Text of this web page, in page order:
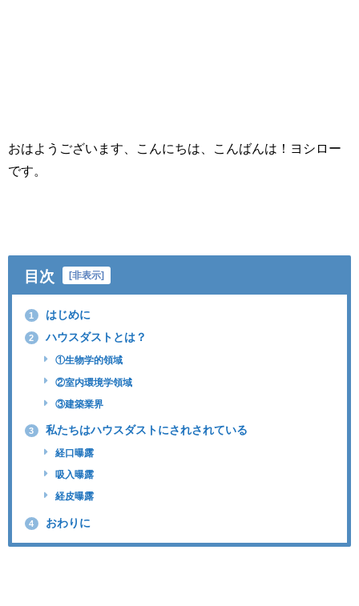
おはようございます、こんにちは、こんばんは！ヨシロー
です。
目次 [非表示]
1 はじめに
2 ハウスダストとは？
①生物学的領域
②室内環境学領域
③建築業界
3 私たちはハウスダストにされされている
経口曝露
吸入曝露
経皮曝露
4 おわりに